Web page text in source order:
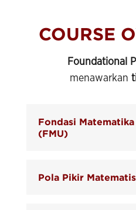
COURSE
Foundational
menawarkan
Fondasi
(FMU)
Pola Pikir